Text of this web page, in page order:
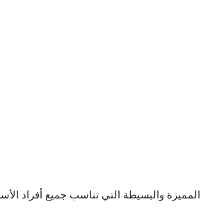
والبسيطة التي تناسب جميع أفراد